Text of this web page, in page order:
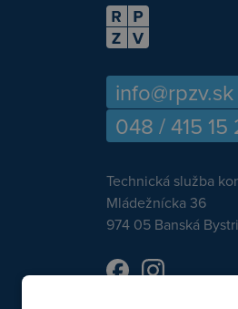
info@rpzv.sk
048 / 415 15
Technická služba
Mládežnícka 36
974 05 Banská